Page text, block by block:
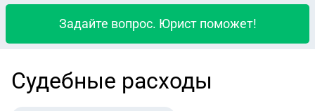
Задайте вопрос. Юрист поможет!
Судебные расходы